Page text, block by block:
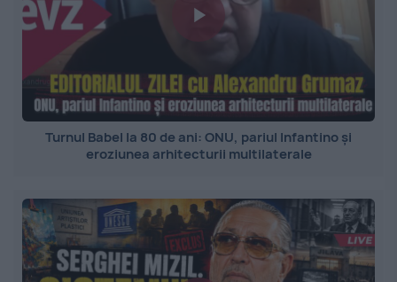
Turnul Babel la 80 de ani: ONU, pariul Infantino și
eroziunea arhitecturii multilaterale